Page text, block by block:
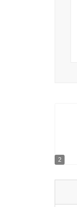
당연
당연
정치
단호
선거
거리
2